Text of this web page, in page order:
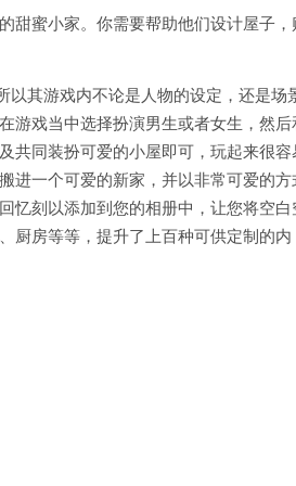
甜蜜小家。你需要帮助他们设计屋子，
以其游戏内不论是人物的设定，还是场
游戏当中选择扮演男生或者女生，然后
共同装扮可爱的小屋即可，玩起来很容
进一个可爱的新家，并以非常可爱的方
忆刻以添加到您的相册中，让您将空白
厨房等等，提升了上百种可供定制的内